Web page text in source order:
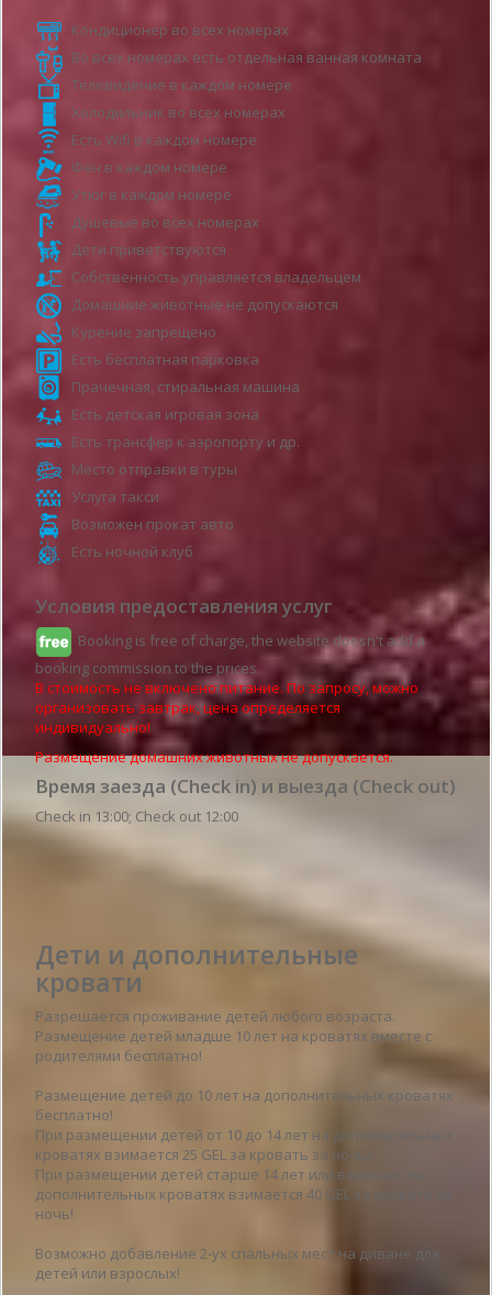
Кондиционер во всех номерах
Во всех номерах есть отдельная ванная комната
Телевидение в каждом номере
Холодильник во всех номерах
Есть Wifi в каждом номере
Фен в каждом номере
Утюг в каждом номере
Душевые во всех номерах
Дети приветствуются
Собственность управляется владельцем
Домашние животные не допускаются
Курение запрещено
Есть бесплатная парковка
Прачечная, стиральная машина
Есть детская игровая зона
Есть трансфер к аэропорту и др.
Место отправки в туры
Услуга такси
Возможен прокат авто
Есть ночной клуб
Условия предоставления услуг
Booking is free of charge, the website doesn't add a
booking commission to the prices.
В стоимость не включено питание. По запросу, можно
организовать завтрак, цена определяется
индивидуально!
Размещение домашних животных не допускается.
Время заезда (Check in) и выезда (Check out)
Check in 13:00; Check out 12:00
Детали апартотеля
Дети и дополнительные
кровати
Разрешается проживание детей любого возраста.
Размещение детей младше 10 лет на кроватях вместе с
родителями бесплатно!
Размещение детей до 10 лет на дополнительных кроватях
бесплатно!
При размещении детей от 10 до 14 лет на дополнительных
кроватях взимается 25 GEL за кровать за ночь!
При размещении детей старше 14 лет или взрослых на
дополнительных кроватях взимается 40 GEL за кровать за
ночь!
Возможно добавление 2-ух спальных мест на диване для
детей или взрослых!